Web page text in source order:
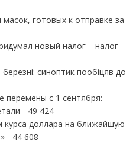
готовых к отправке за
новый налог – налог
синоптик пообіцяв до
перемены с 1 сентября:
- 49 424
доллара на ближайшую
- 44 608